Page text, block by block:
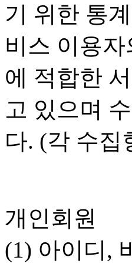
기 위한 통
비스 이용
에 적합한
고 있으며
다. (각 수집
개인회원
(1) 아이디,